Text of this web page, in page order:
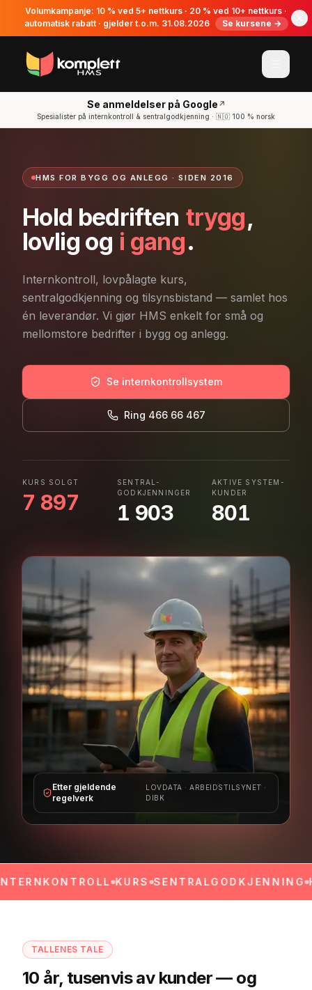
Volumkampanje: 10 % ved 5+ nettkurs · 20 % ved 10+ nettkurs ·
automatisk rabatt · gjelder t.o.m. 31.08.2026
Se kursene →
Se anmeldelser på Google ↗
Spesialister på internkontroll & sentralgodkjenning · 🇳🇴 100 % norsk
HMS FOR BYGG OG ANLEGG · SIDEN 2016
Hold bedriften trygg,
lovlig og i gang.
Internkontroll, lovpålagte kurs,
sentralgodkjenning og tilsynsbistand — samlet hos
én leverandør. Vi gjør HMS enkelt for små og
mellomstore bedrifter i bygg og anlegg.
Se internkontrollsystem
Ring 466 66 467
KURS SOLGT
7 897
SENTRAL­
GODKJENNINGER
1 903
AKTIVE SYSTEM­
KUNDER
801
Etter gjeldende
regelverk
LOVDATA · ARBEIDSTILSYNET ·
DIBK
KURS SENTRALGODKJENNING HMS-
10 år i bransjen. Internkontroll, HMS-kurs,
TALLENES TALE
10 år, tusenvis av kunder — og